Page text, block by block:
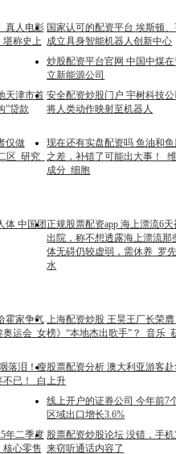
真人电影
堪称史上
国家认可的配资平台 埃斯顿
成立具身智能机器人创新中心
炒股配资平台官网 中国中煤
立新能源公司
天津市首
”贷款
安全配资炒股门户 宇树科技
将人类动作映射至机器人
仅做
区_研究_
现在还有实盘配资吗 鱼油和
之差，补错了可能出大事！_
成分_细胞
体 中国团正规股票配资app 海上漂流6
出院，称不想透露海上漂流那
体无碍仍较虚弱，需休养_罗
水
霍家争气
奥运会_女
上海配资炒股 王昊王厂长荣
榜》“本地杰出歌手”？_音乐_
落泪！瘦
已！_白
股票配资分析 澳大利亚游客
上升
线上开户的证券公司 今年前7
区域出口增长3.6%
年二季度
核心零售
股票配资炒股论坛 没错，手
来窃听通话内容了